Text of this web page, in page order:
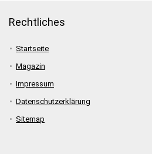
Rechtliches
Startseite
Magazin
Impressum
Datenschutzerklärung
Sitemap